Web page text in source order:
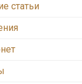
статьи